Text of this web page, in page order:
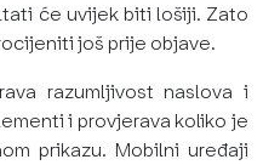
će uvijek biti lošiji. Zato
još prije objave.
razumljivost naslova i
i provjerava koliko je
prikazu. Mobilni uređaji